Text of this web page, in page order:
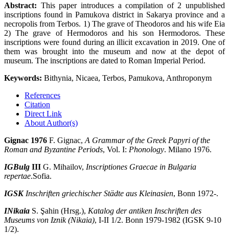
Abstract: This paper introduces a compilation of 2 unpublished
inscriptions found in Pamukova district in Sa­karya province and a
necropolis from Terbos. 1) The grave of Theodoros and his wife Eia
2) The grave of Her­modoros and his son Hermodoros. These
inscriptions were found during an illicit excavation in 2019. One of
them was brought into the museum and now at the depot of
museum. The inscriptions are dated to Roman Imperial Period.
Keywords: Bithynia, Nicaea, Terbos, Pamukova, Anthroponym
References
Citation
Direct Link
About Author(s)
Gignac 1976 F. Gignac, A Grammar of the Greek Papyri of the
Roman and Byzantine Periods, Vol. I: Phonology. Milano 1976.
IGBulg III G. Mihailov, Inscriptiones Graecae in Bulgaria
repertae.Sofia.
IGSKInschriften griechischer Städte aus Kleinasien, Bonn 1972-.
INikaia S. Şahin (Hrsg.), Katalog der antiken Inschriften des
Museums von Iznik (Nikaia), I-II 1/2. Bonn 1979-1982 (IGSK 9-10
1/2).